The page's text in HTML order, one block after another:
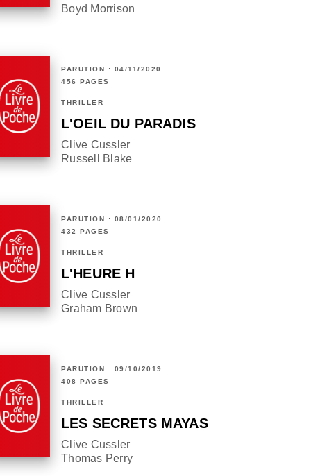
Boyd Morrison
PARUTION : 04/11/2020
456 PAGES
THRILLER
L'OEIL DU PARADIS
Clive Cussler
Russell Blake
PARUTION : 08/01/2020
432 PAGES
THRILLER
L'HEURE H
Clive Cussler
Graham Brown
PARUTION : 09/10/2019
408 PAGES
THRILLER
LES SECRETS MAYAS
Clive Cussler
Thomas Perry